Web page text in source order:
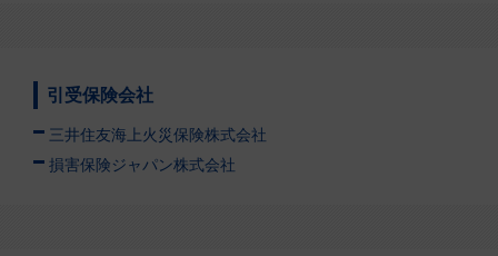
引受保険会社
三井住友海上火災保険株式会社
損害保険ジャパン株式会社